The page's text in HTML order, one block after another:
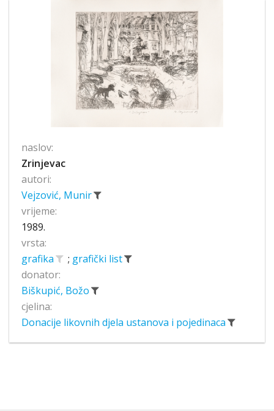
naslov:
Zrinjevac
autori:
Vejzović, Munir
vrijeme:
1989.
vrsta:
grafika
; grafički list
donator:
Biškupić, Božo
cjelina:
Donacije likovnih djela ustanova i pojedinaca